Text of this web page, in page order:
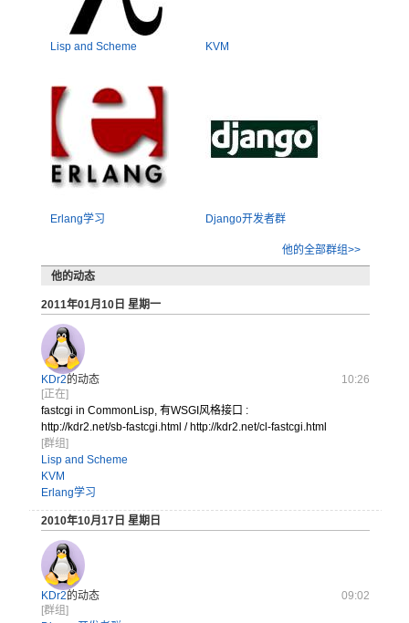
Lisp and Scheme KVM
Erlang学习 Django开发者群
他的全部群组>>
他的动态
2011年01月10日 星期一
KDr2的动态
10:26
[正在]
fastcgi in CommonLisp, 有WSGI风格接口 :
http://kdr2.net/sb-fastcgi.htm l / http://kdr2.net/cl-fastcgi.htm
[群组]
Lisp and Scheme
KVM
Erlang学习
2010年10月17日 星期日
KDr2的动态
09:02
[群组]